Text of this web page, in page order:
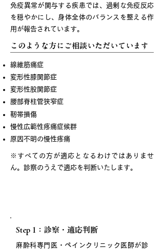
免疫異常が関与する疾患では、過剰な免疫反応
を穏やかにし、身体全体のバランスを整える作
用が報告されています。
このような方にご相談いただいています
線維筋痛症
変形性膝関節症
変形性股関節症
腰部脊柱管狭窄症
靭帯損傷
慢性広範性疼痛症候群
原因不明の慢性疼痛
※すべての方が適応となるわけではありませ
ん。診察のうえで適応を判断いたします。
Step 1：診察・適応判断
麻酔科専門医・ペインクリニック医師が診